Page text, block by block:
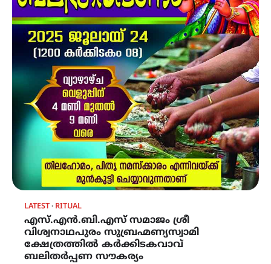
LATEST RITUAL
എസ്.എൻ.ബി.എസ് സമാജം ശ്രീ
വിശ്വനാഥപുരം സുബ്രഹ്മണ്യസ്വാമി
ക്ഷേത്രത്തിൽ കർക്കിടകവാവ്
ബലിതർപ്പണ സൗകര്യം